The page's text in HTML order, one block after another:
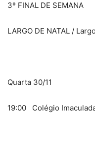
3º FINAL DE SEMANA
LARGO DE NATAL /
Quarta 30/11
19:00 Colégio